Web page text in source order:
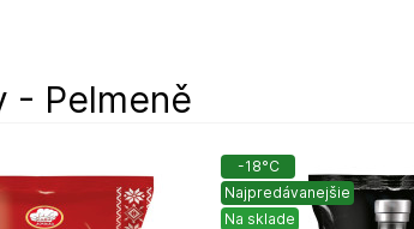
- Pelmeně
-18°C
Najpredávanejšie
Na sklade